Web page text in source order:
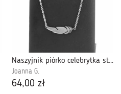
Naszyjnik piórko celebrytka stal chir. 45cm
Joanna G.
64,00 zł